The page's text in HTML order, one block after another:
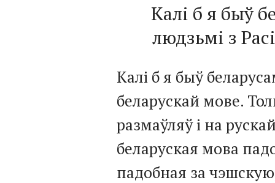
Калі б я быў
людзьмі з
Калі б я быў
беларускай мове.
размаўляў і на
беларуская мова
падобная за